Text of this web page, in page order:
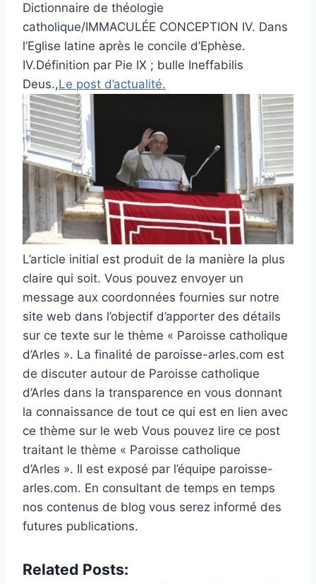
Dictionnaire de théologie
catholique/IMMACULÉE CONCEPTION IV. Dans
l’Eglise latine après le concile d’Ephèse.
IV.Définition par Pie IX ; bulle Ineffabilis
Deus.,Le post d’actualité.
L’article initial est produit de la manière la plus
claire qui soit. Vous pouvez envoyer un
message aux coordonnées fournies sur notre
site web dans l’objectif d’apporter des détails
sur ce texte sur le thème « Paroisse catholique
d’Arles ». La finalité de paroisse-arles.com est
de discuter autour de Paroisse catholique
d’Arles dans la transparence en vous donnant
la connaissance de tout ce qui est en lien avec
ce thème sur le web Vous pouvez lire ce post
traitant le thème « Paroisse catholique
d’Arles ». Il est exposé par l’équipe paroisse-
arles.com. En consultant de temps en temps
nos contenus de blog vous serez informé des
futures publications.
Related Posts: